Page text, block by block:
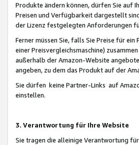
Produkte ändern können, dürfen Sie auf
Preisen und Verfügbarkeit dargestellt
der Lizenz festgelegten Anforderungen
Ferner müssen Sie, falls Sie Preise für
einer Preisvergleichsmaschine)
außerhalb der Amazon-Website
angeben, zu dem das Produkt auf der
Sie dürfen keine Partner-Links auf
einstellen.
3. Verantwortung für Ihre Website
Sie tragen die alleinige Verantwortung